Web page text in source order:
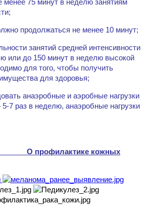
менее 75 минут в неделю занятиям
продолжаться не менее 10 минут;
занятий средней интенсивности
или до 150 минут в неделю высокой
для того, чтобы получить
для здоровья;
анаэробные и аэробные нагрузки
5-7 раз в неделю, анаэробные нагрузки
кожных